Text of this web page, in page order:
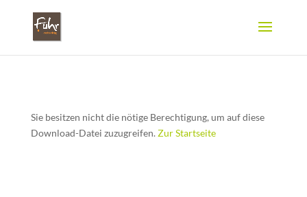
Sie besitzen nicht die nötige Berechtigung, um auf diese
Download-Datei zuzugreifen. Zur Startseite